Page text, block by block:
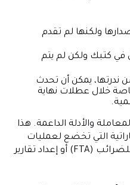
ولكنها لم تقدم
كتبك ولكن لم يتم
ندرتها، يمكن أن تحدث
خلال عطلات نهاية
والأدلة الداعمة. هذا
التي تخضع لعمليات
تدقيق من قبل الهيئة الاتحادية للضرائب (FTA) أو إعداد تقارير